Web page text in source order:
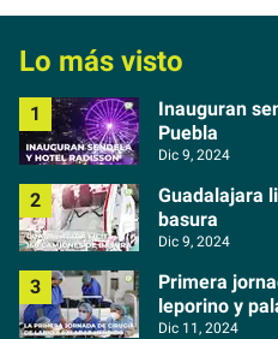
Lo más visto
Inauguran
Puebla
Dic 9, 2024
Guadalajara
basura
Dic 9, 2024
Primera
leporino y
Dic 11, 2024